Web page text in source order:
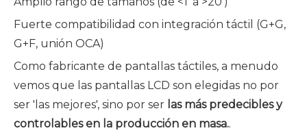
Fuerte compatibilidad con integración táctil (G+G,
G+F, unión OCA)
Como fabricante de pantallas táctiles, a menudo
vemos que las pantallas LCD son elegidas no por
ser 'las mejores', sino por ser las más predecibles y
controlables en la producción en masa..